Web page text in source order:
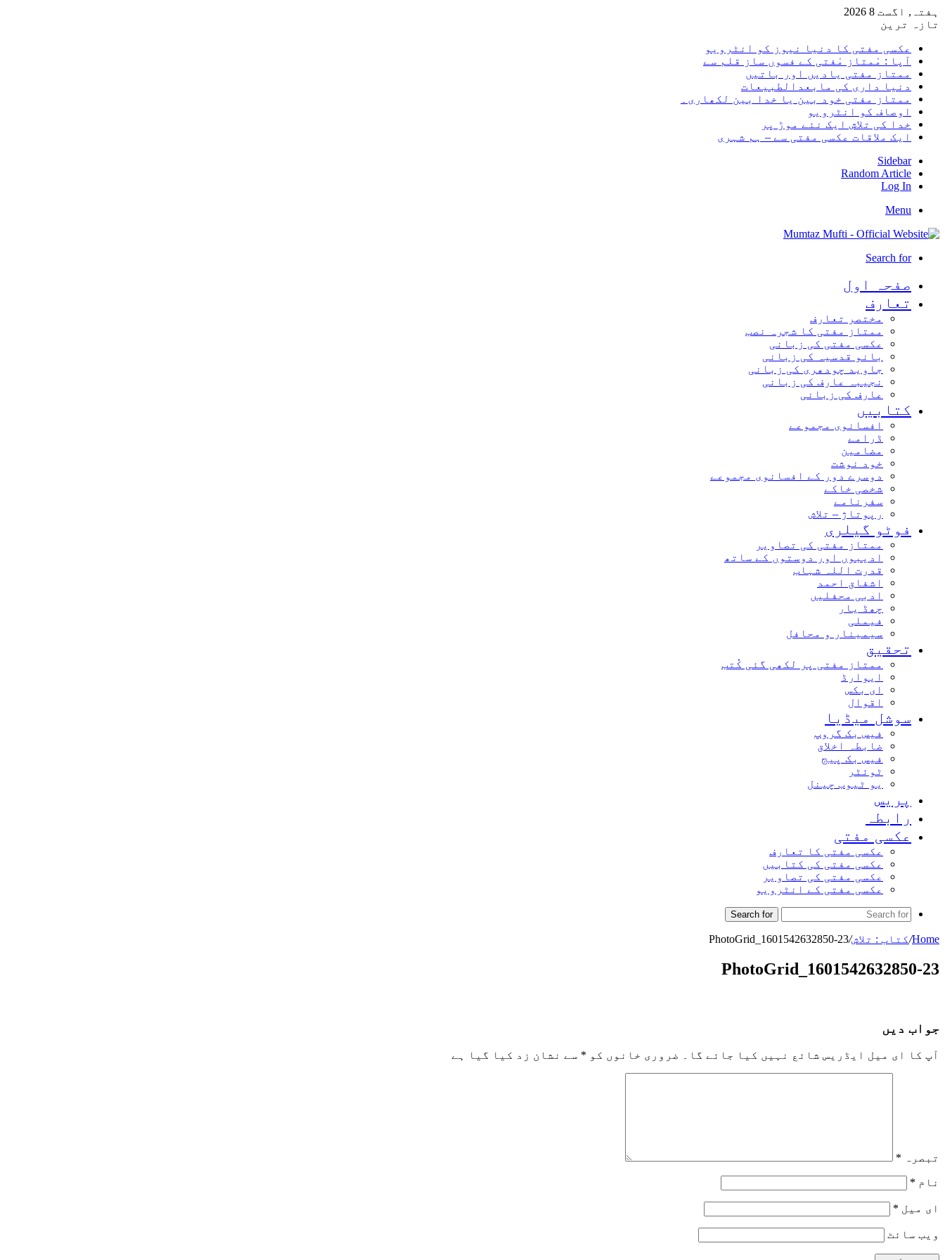
ہفتہ, اگست 8 2026
تازہ ترین
عکسی مفتی کا دنیا نیوز کو انٹرویو
آپا : مْمتاز مْفتی کے فسوں ساز قلم سے
ممتاز مفتی یادیں اور باتیں
دنیا داری کی مابعدالطبیعات
ممتاز مفتی خود بین یا خدا بین لکھاری۔
اوصاف کو انٹرویو
خدا کی تلاش ایک نئے موڑ پر
ایک ملاقات عکسی مفتی سے – ہم شہری
Sidebar
Random Article
Log In
Menu
Search for
صفحہ اول
تعارف
مختصر تعارف
ممتاز مفتی کا شجرہ نصب
عکسی مفتی کی زبانی
بانو قدسیہ کی زبانی
جاوید چودھری کی زبانی
نجیبہ عارف کی زبانی
عارف کی زبانی
کتابیں
افسانوی مجموعے
ڈرامے
مضامین
خود نوشت
دوسرے دور کے افسانوی مجموعے
شخصی خاکے
سفرنامے
رپوتاژ – تلاش
فوٹو گیلری
ممتاز مفتی کی تصاویر
ادیبوں اور دوستوں کے ساتھ
قدرت اللہ شہاب
اشفاق احمد
ادبی محفلیں
چھڈ یار
فیملی
سیمینار و محافل
تحقیق
ممتاز مفتی پر لکھی گئی کُتب
ایوارڈ
ای بکس
اقوال
سوشل میڈیا
فیس بک گروپ
ضابطہ اخلاق
فیس بک پیج
ٹوئٹر
یو ٹیوب چینل
پریس
رابطہ
عکسی مفتی
عکسی مفتی کا تعارف
عکسی مفتی کی کتابیں
عکسی مفتی کی تصاویر
عکسی مفتی کے انٹرویو
Search for
Home
/کتاب : تلاش/
PhotoGrid_1601542632850-23
PhotoGrid_1601542632850-23
جواب دیں
آپ کا ای میل ایڈریس شائع نہیں کیا جائے گا۔ ضروری خانوں کو * سے نشان زد کیا گیا ہے
تبصرہ *
نام *
ای میل *
ویب‌ سائٹ